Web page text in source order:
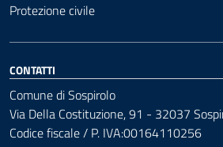
Protezione civile
CONTATTI
Comune di Sospirolo
Via Della Costituzione, 91 - 32037
Codice fiscale / P. IVA:00164110256